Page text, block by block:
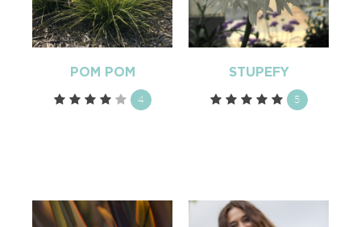
POM POM
4
STUPEFY
5